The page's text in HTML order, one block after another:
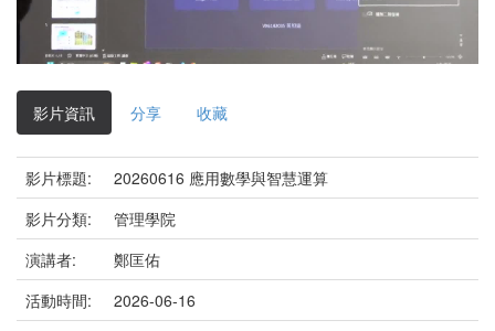
放
影
影片資訊 分享 收藏
影片標題:
20260616 應用數學與智慧運算
影片分類:
管理學院
演講者:
鄭匡佑
活動時間:
2026-06-16